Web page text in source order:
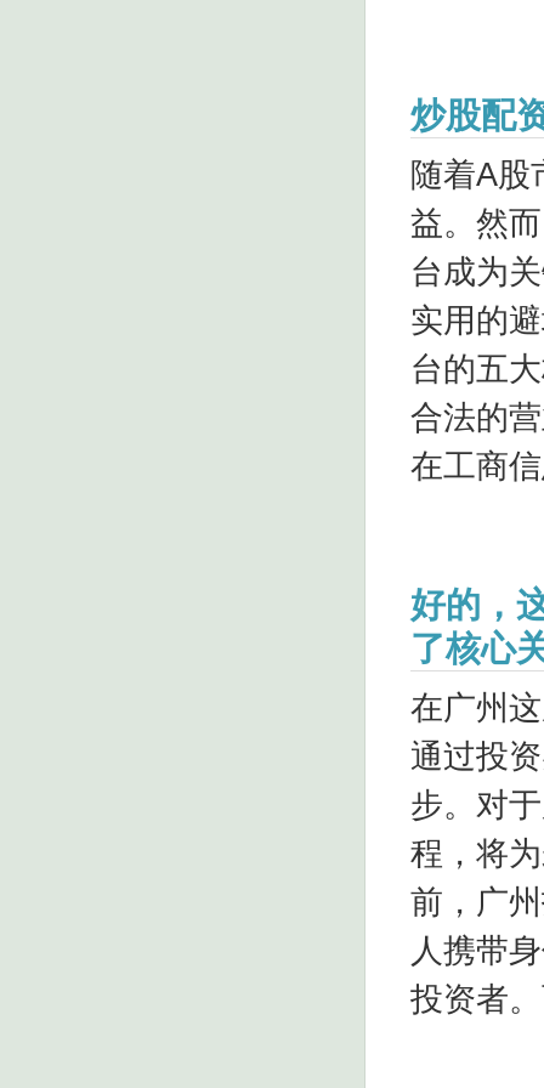
炒股配
随着A股
益。然
台成为
实用的
台的五
合法的
在工商
好的，
了核心
在广州
通过投
步。对
程，将
前，广
人携带
投资者